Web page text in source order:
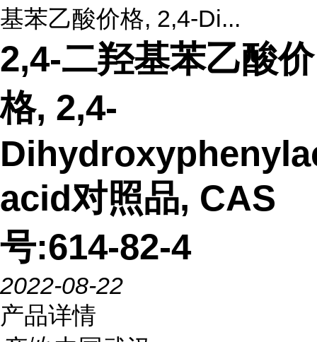
基苯乙酸价格, 2,4-Di...
2,4-二羟基苯乙酸价
格, 2,4-
acid对照品, CAS
号:614-82-4
2022-08-22
产品详情